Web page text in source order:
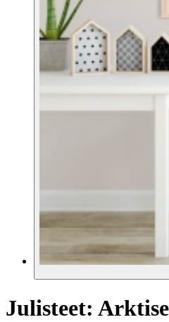
Julisteet: